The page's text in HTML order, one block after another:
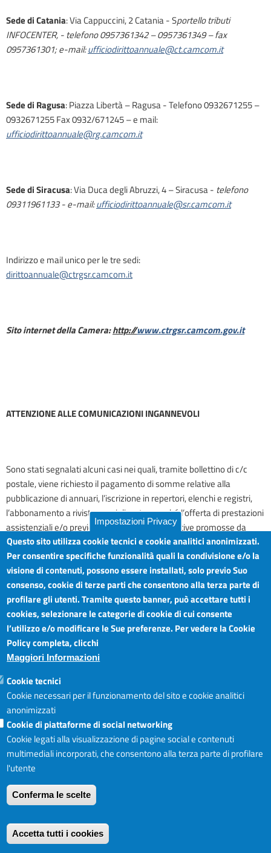
Sede di Catania: Via Cappuccini, 2 Catania - Sportello tributi
INFOCENTER, - telefono 0957361342 – 0957361349 – fax
0957361301; e-mail:ufficiodirittoannuale@ct.camcom.it
Sede di Ragusa: Piazza Libertà – Ragusa - Telefono 0932671255 –
0932671255 Fax 0932/671245 – e mail:
ufficiodirittoannuale@rg.camcom.it
Sede di Siracusa: Via Duca degli Abruzzi, 4 – Siracusa - telefono
09311961133- e-mail:ufficiodirittoannuale@sr.camcom.it
Indirizzo e mail unico per le tre sedi:
dirittoannuale@ctrgsr.camcom.it
Sito internet della Camera:http://www.ctrgsr.camcom.gov.it
ATTENZIONE ALLE COMUNICAZIONI INGANNEVOLI
Sono stati segnalati alcuni casi nei quali, tramite bollettino di c/c
postale, viene richiesto il pagamento di somme relative alla
pubblicazione di annuari, l’iscrizione in repertori, elenchi e registri,
l’abbonamento a riviste specializzate, nonché l’offerta di prestazioni
assistenziali e/o previdenziali: si tratta di iniziative promosse da
organismi privati che nulla hanno in comune con l’Ente pubblico
Camera di Commercio I.A.A. e per le quali non sussiste alcun obbligo
di pagamento degli importi richiesti.
Si invita a diffidare di queste iniziative, e se il bollettino vi sembra
sospetto,contattate la Camera di Commercio per verificare la loro
autenticità.
Su questo argomento l’Autorità Garante della Concorrenza e del
Mercato ha realizzato un Vademecum anti-inganni contro le
indebite richieste di pagamento alle aziende. Si tratta di uno
strumento divulgativo a favore delle imprese, affinchè siano
adeguatamente informate e dunque in grado di proteggersi da
ricorrenti raggiri commerciali posti in essere ai loro danni.
Cosa deve insospettire, a cosa fare attenzione: a questo è dedicato
Impostazioni Privacy
Questo sito utilizza cookie tecnici e cookie analitici anonimizzati.
Per consentire specifiche funzionalità quali la condivisione e/o la
visione di contenuti, possono essere installati, solo previo Suo
consenso, cookie di terze parti che consentono alla terza parte di
profilare gli utenti. Tramite questo banner, può accettare tutti i
cookies, selezionare le categorie di cookie di cui consente
l’utilizzo e/o modificare le Sue preferenze. Per vedere la Cookie
Policy completa, clicchi
Maggiori Informazioni
Cookie tecnici
Cookie necessari per il funzionamento del sito e cookie analitici
anonimizzati
Cookie di piattaforme di social networking
Cookie legati alla visualizzazione di pagine social e contenuti
multimediali incorporati, che consentono alla terza parte di profilare
l'utente
Conferma le scelte
Accetta tutti i cookies